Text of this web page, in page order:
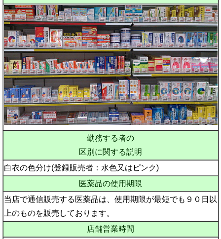
勤務する者の
区別に関する説明
白衣の色分け(登録販売者：水色又はピンク)
医薬品の使用期限
当店で通信販売する医薬品は、使用期限が最短でも９０日以
上のものを販売しております。
店舗営業時間